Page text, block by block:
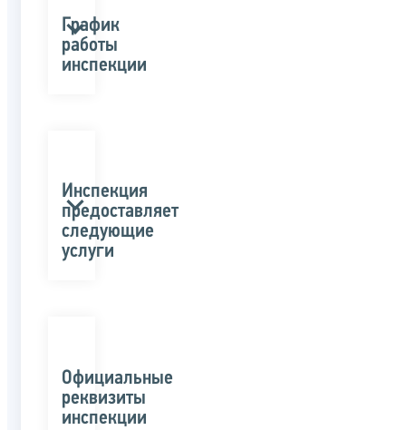
График
работы
инспекции
Инспекция
предоставляет
следующие
услуги
Официальные
реквизиты
инспекции